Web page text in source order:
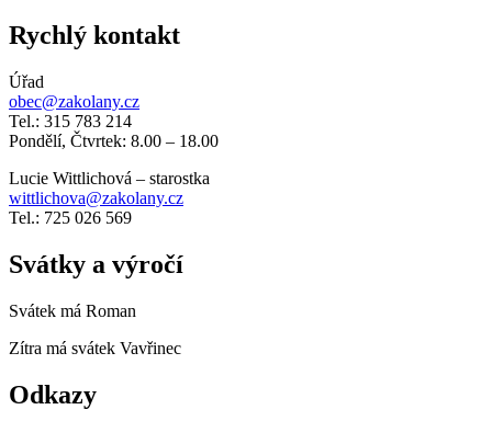
Rychlý kontakt
Úřad
obec@zakolany.cz
Tel.: 315 783 214
Pondělí, Čtvrtek: 8.00 – 18.00
Lucie Wittlichová – starostka
wittlichova@zakolany.cz
Tel.: 725 026 569
Svátky a výročí
Svátek má Roman
Zítra má svátek Vavřinec
Odkazy